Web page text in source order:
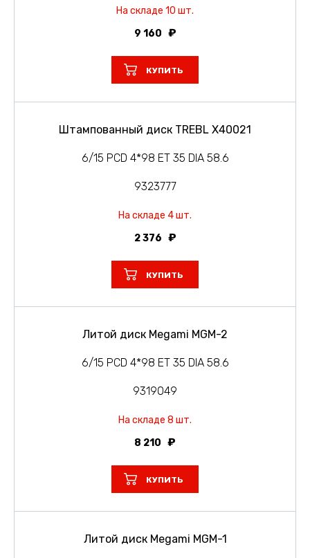
На складе 10 шт.
9 160
КУПИТЬ
Штампованный диск TREBL X40021
6/15 PCD 4*98 ET 35 DIA 58.6
9323777
На складе 4 шт.
2 376
КУПИТЬ
Литой диск Megami MGM-2
6/15 PCD 4*98 ET 35 DIA 58.6
9319049
На складе 8 шт.
8 210
КУПИТЬ
Литой диск Megami MGM-1